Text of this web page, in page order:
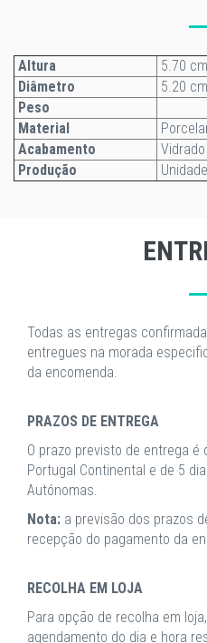
Altura
5.70 cm
Diâmetro
5.20 cm
Peso
Material
Acabamento
Vidrado
Produção
Todas as entregas
entregues na morada
da encomenda.
PRAZOS DE ENTREGA
O prazo previsto de entrega é
Portugal Continental e de 5
Autónomas.
Nota: a previsão dos prazos
recepção do pagamento da
RECOLHA EM LOJA
Para opção de recolha em
agendamento do dia e hora